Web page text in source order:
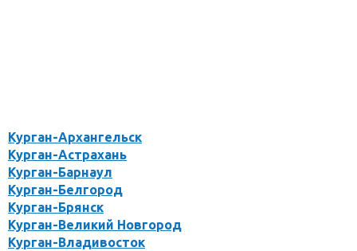
Курган-Архангельск
Курган-Астрахань
Курган-Барнаул
Курган-Белгород
Курган-Брянск
Курган-Великий Новгород
Курган-Владивосток